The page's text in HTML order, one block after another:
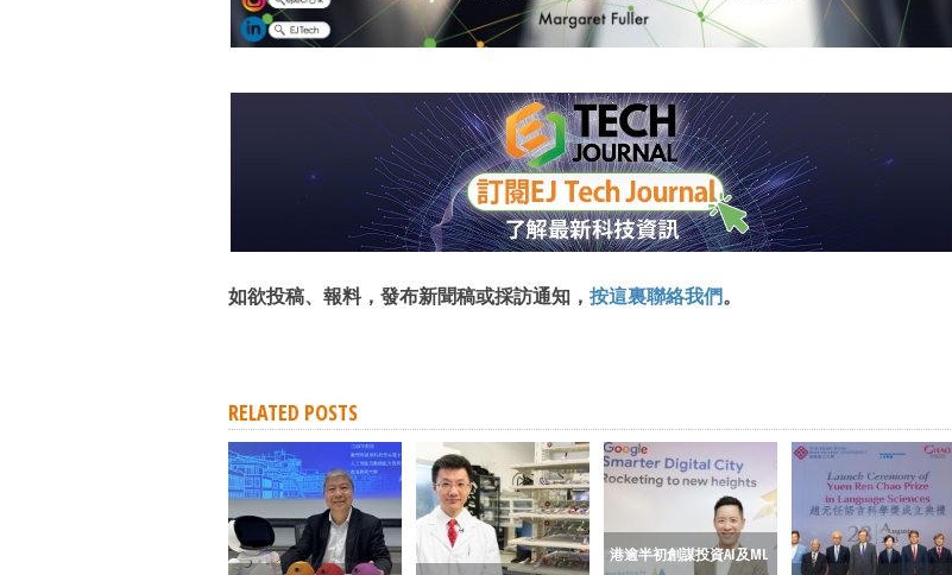
如欲投稿、報料，發布新聞稿或採訪通知， 按這裏聯絡我們。
RELATED POSTS
港逾半初創謀投資AI及ML